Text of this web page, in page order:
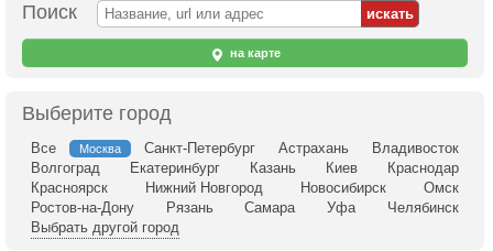
Поиск
на карте
Выберите город
Все Москва Санкт-Петербург Астрахань
Владивосток
Волгоград
Екатеринбург Казань Киев
Краснодар
Красноярск
Нижний Новгород Новосибирск
Омск
Ростов-на-Дону
Рязань Самара Уфа
Челябинск
Выбрать другой город